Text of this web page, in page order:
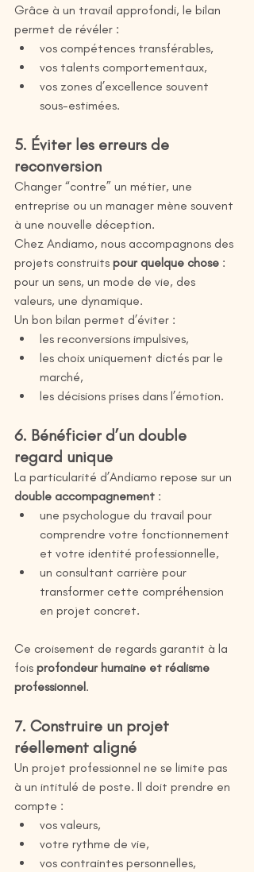
Grâce à un travail approfondi, le bilan
permet de révéler :
vos compétences transférables,
vos talents comportementaux,
vos zones d’excellence souvent
sous-estimées.
5. Éviter les erreurs de
reconversion
Changer “contre” un métier, une
entreprise ou un manager mène souvent
à une nouvelle déception.
Chez Andiamo, nous accompagnons des
projets construits pour quelque chose :
pour un sens, un mode de vie, des
valeurs, une dynamique.
Un bon bilan permet d’éviter :
les reconversions impulsives,
les choix uniquement dictés par le
marché,
les décisions prises dans l’émotion.
6. Bénéficier d’un double
regard unique
La particularité d’Andiamo repose sur un
double accompagnement :
une psychologue du travail pour
comprendre votre fonctionnement
et votre identité professionnelle,
un consultant carrière pour
transformer cette compréhension
en projet concret.
Ce croisement de regards garantit à la
fois profondeur humaine et réalisme
professionnel .
7. Construire un projet
réellement aligné
Un projet professionnel ne se limite pas
à un intitulé de poste. Il doit prendre en
compte :
vos valeurs,
votre rythme de vie,
vos contraintes personnelles,